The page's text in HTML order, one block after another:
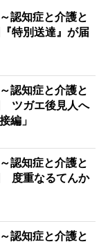
認知症と介護と
特別送達』が届
認知症と介護と
ツガエ後見人へ
編」
認知症と介護と
度重なるてんか
認知症と介護と